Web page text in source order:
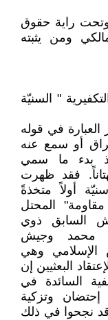
وتحت راية حقوق
ومن يثبته
" السنيّة
في قوله
أو سمع عنه
بدء ما سمي
فقد ظهرت
أولاً متخذةً
المحتل
السابق ذوي
محمد وجيش
الإسلامي وهي
البعثيين إن
السائدة في
إحتضان وتزكية
وقد نجحوا في ذلك